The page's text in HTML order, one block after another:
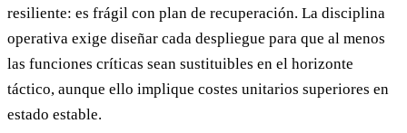
resiliente: es frágil con plan de recuperación. La disciplina
operativa exige diseñar cada despliegue para que al menos
las funciones críticas sean sustituibles en el horizonte
táctico, aunque ello implique costes unitarios superiores en
estado estable.